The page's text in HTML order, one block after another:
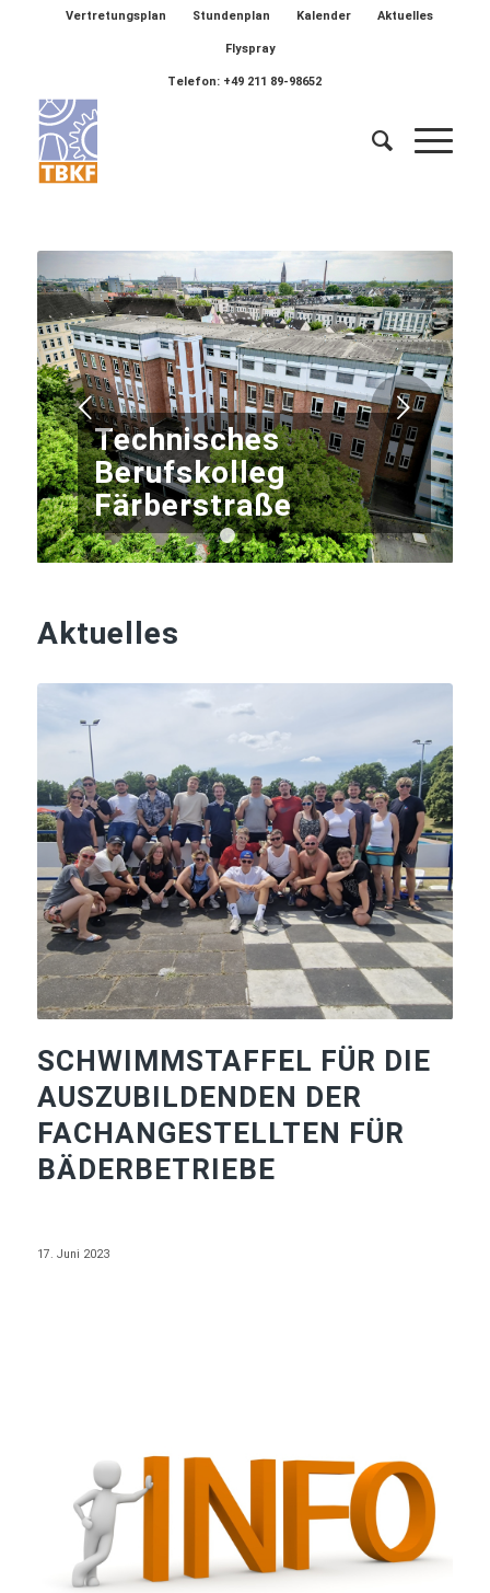
Vertretungsplan Stundenplan Kalender Aktuelles
Flyspray
Telefon: +49 211 89-98652
Technisches
Berufskolleg
Färberstraße
Weiter
1 2 3
Aktuelles
SCHWIMMSTAFFEL FÜR DIE
AUSZUBILDENDEN DER
FACHANGESTELLTEN FÜR
BÄDERBETRIEBE
17. Juni 2023